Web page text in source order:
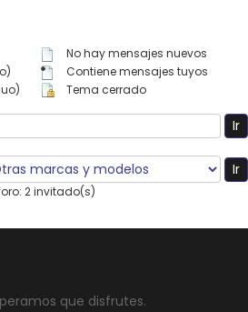
No hay mensajes nuevos
Contiene mensajes tuyos
Tema cerrado
2 invitado(s)
que disfrutes.